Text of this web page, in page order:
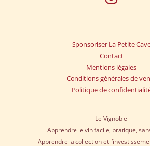
Sponsoriser La Petite Cave
Contact
Mentions légales
Conditions générales de
Politique de
Le Vignoble
Apprendre le vin facile, pratique,
Apprendre la collection et